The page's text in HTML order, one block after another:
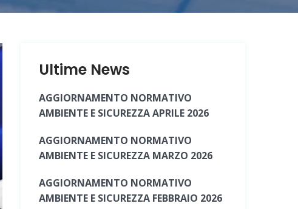
Ultime News
AGGIORNAMENTO NORMATIVO
AMBIENTE E SICUREZZA APRILE 2026
AGGIORNAMENTO NORMATIVO
AMBIENTE E SICUREZZA MARZO 2026
AGGIORNAMENTO NORMATIVO
AMBIENTE E SICUREZZA FEBBRAIO 2026